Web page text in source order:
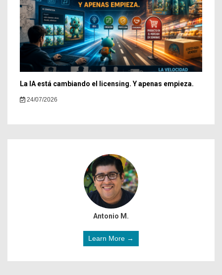
La IA está cambiando el licensing. Y apenas empieza.
24/07/2026
Antonio M.
Learn More →